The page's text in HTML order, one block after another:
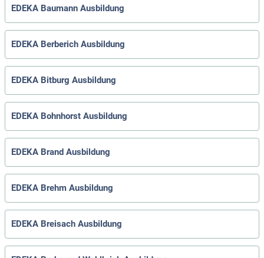
EDEKA Baumann Ausbildung
EDEKA Berberich Ausbildung
EDEKA Bitburg Ausbildung
EDEKA Bohnhorst Ausbildung
EDEKA Brand Ausbildung
EDEKA Brehm Ausbildung
EDEKA Breisach Ausbildung